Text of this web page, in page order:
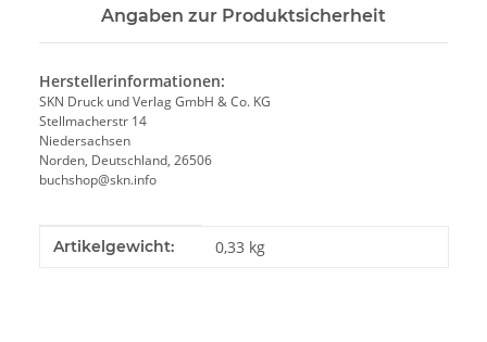
Angaben zur Produktsicherheit
Herstellerinformationen:
SKN Druck und Verlag GmbH & Co. KG
Stellmacherstr 14
Niedersachsen
Norden, Deutschland, 26506
buchshop@skn.info
Produkteigenschaft
Wert
Artikelgewicht: 0,33 kg